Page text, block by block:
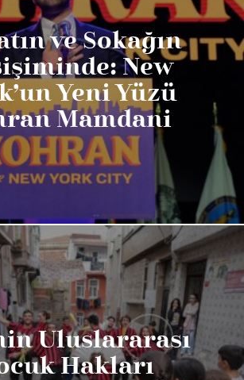
ve Sokağın
New
Yeni Yüzü
Mamdani
Uluslararası
Hakları